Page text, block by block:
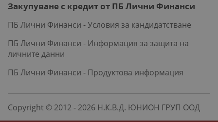
Закупуване с кредит от ПБ Лични Финанси
ПБ Лични Финанси - Условия за кандидатстване
ПБ Лични Финанси - Информация за защита на
личните данни
ПБ Лични Финанси - Продуктова информация
Copyright © 2012 - 2026 Н.К.В.Д. ЮНИОН ГРУП ООД